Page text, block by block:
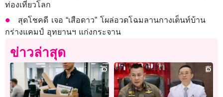
ท่องเที่ยวโลก
สุดโชคดี เจอ “เสือดาว” โผล่อวดโฉมลานกางเต็นท์บ้าน
กร่างแคมป์ อุทยานฯ แก่งกระจาน
ข่าวล่าสุด